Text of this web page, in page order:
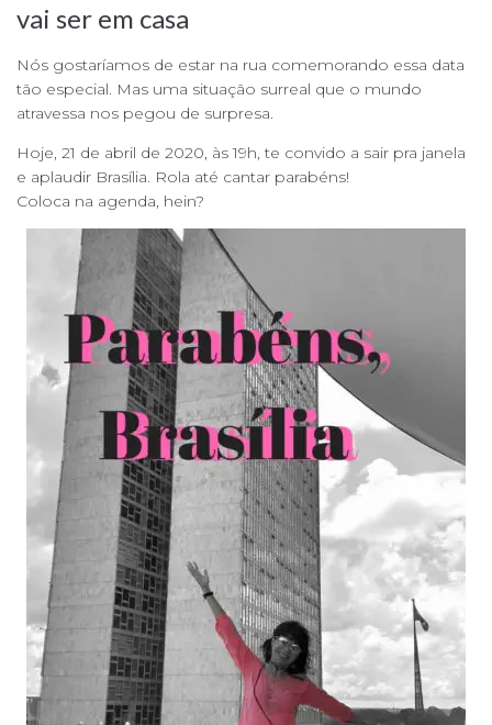
vai ser em casa
Nós gostaríamos de estar na rua comemorando essa data
tão especial. Mas uma situação surreal que o mundo
atravessa nos pegou de surpresa.
Hoje, 21 de abril de 2020, às 19h, te convido a sair pra janela
e aplaudir Brasília. Rola até cantar parabéns!
Coloca na agenda, hein?